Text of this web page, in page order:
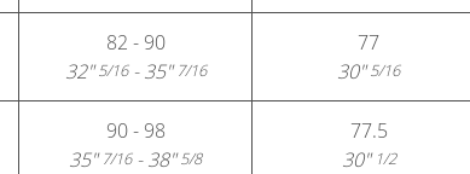
82 - 90
32"5/16- 35"7/16
77
30"5/16
90 - 98
35"7/16- 38"5/8
77.5
30"1/2